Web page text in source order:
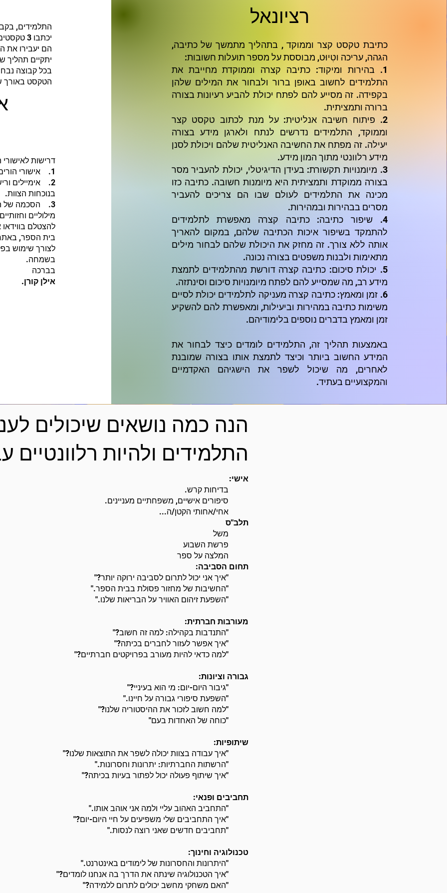
התלמידים,
יכתבו 3 טקסטים בתחומי עניין משותפים שלהם.
הם יעבירו את
יתקיים תהליך
הטקסט באורך
דרישות לאישורי
1. אישורי הורים, לפעילות משולבת AI
בנוכחות הצוות.
3. הסכמה של
מילוליים
להצטלם
בית הספר,
לצורך שימוש
בשמחה.
בברכה
אילן קורן.
רציונאל
כתיבת טקסט קצר וממוקד , בתהליך מתמשך של כתיבה,
הגהה, עריכה וטִיוּט, מבוססת על מספר תועלות חשובות:
1. בהירות ומיקוד: כתיבה קצרה וממוקדת מחייבת את
התלמידים לחשוב באופן ברור ולבחור את המילים שלהן
בקפידה. זה מסייע להם לפתח יכולת להביע רעיונות בצורה
ברורה ותמציתית.
2. פיתוח חשיבה אנליטית: על מנת לכתוב טקסט קצר
וממוקד, התלמידים נדרשים לנתח ולארגן מידע בצורה
יעילה. זה מפתח את החשיבה האנליטית שלהם ויכולת לסנן
מידע רלוונטי מתוך המון מידע.
3. מיומנויות תקשורת: בעידן הדיגיטלי, יכולת להעביר מסר
בצורה ממוקדת ותמציתית היא מיומנות חשובה. כתיבה כזו
מכינה את התלמידים לעולם שבו הם צריכים להעביר
מסרים בבהירות ובמהירות.
4. שיפור כתיבה: כתיבה קצרה מאפשרת לתלמידים
להתמקד בשיפור איכות הכתיבה שלהם, במקום להאריך
אותה ללא צורך. זה מחזק את היכולת שלהם לבחור מילים
מתאימות ולבנות משפטים בצורה נכונה.
5. יכולת סיכום: כתיבה קצרה דורשת מהתלמידים לתמצת
מידע רב, מה שמסייע להם לפתח מיומנויות סיכום וסינתזה.
6. זמן ומאמץ: כתיבה קצרה מעניקה לתלמידים יכולת לסיים
משימות כתיבה במהירות וביעילות, ומאפשרת להם להשקיע
זמן ומאמץ בדברים נוספים בלימודיהם.
באמצעות תהליך זה, התלמידים לומדים כיצד לבחור את
המידע החשוב ביותר וכיצד לתמצת אותו בצורה שמובנת
לאחרים, מה שיכול לשפר את הישגיהם האקדמיים
והמקצועיים בעתיד.
הנה כמה נושאים שיכולים
התלמידים ולהיות רלוונטיים
אישי:
בדיחות קרש.
סיפורים אישיים, משפחתיים מעניינים.
אחי/אחותי הקטן/ה...
תלב"ס
משל
פרשת השבוע
המלצה על ספר
תחום הסביבה:
"איך אני יכול לתרום לסביבה ירוקה יותר?"
"החשיבות של מחזור פסולת בבית הספר."
"השפעת זיהום האוויר על הבריאות שלנו."
מעורבות חברתית:
"התנדבות בקהילה: למה זה חשוב?"
"איך אפשר לעזור לחברים בכיתה?"
"למה כדאי להיות מעורב בפרויקטים חברתיים?"
גבורה וציונות:
"גיבור היום-יום: מי הוא בעיניי?"
"השפעת סיפורי גבורה על חיינו."
"למה חשוב לזכור את ההיסטוריה שלנו?"
"כוחה של האחדות בעם"
שיתופיות:
"איך עבודה בצוות יכולה לשפר את התוצאות שלנו?"
"הרשתות החברתיות: יתרונות וחסרונות."
"איך שיתוף פעולה יכול לפתור בעיות בכיתה?"
תחביבים ופנאי:
"התחביב האהוב עליי ולמה אני אוהב אותו."
"איך התחביבים שלי משפיעים על חיי היום-יום?"
"תחביבים חדשים שאני רוצה לנסות."
טכנולוגיה וחינוך:
"היתרונות והחסרונות של לימודים באינטרנט."
"איך הטכנולוגיה שינתה את הדרך בה אנחנו לומדים?"
"האם משחקי מחשב יכולים לתרום ללמידה?"